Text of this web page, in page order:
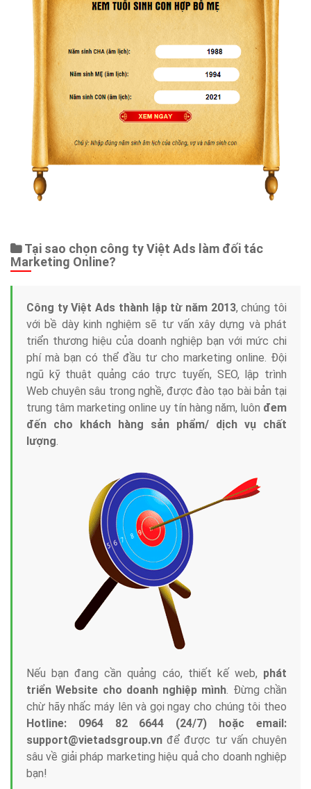
Tại sao chọn công ty Việt Ads làm đối tác
Marketing Online?
Công ty Việt Ads thành lập từ năm 2013, chúng tôi
với bề dày kinh nghiệm sẽ tư vấn xây dựng và phát
triển thương hiệu của doanh nghiệp bạn với mức chi
phí mà bạn có thể đầu tư cho marketing online. Đội
ngũ kỹ thuật quảng cáo trực tuyến, SEO, lập trình
Web chuyên sâu trong nghề, được đào tạo bài bản tại
trung tâm marketing online uy tín hàng năm, luôn đem
đến cho khách hàng sản phẩm/ dịch vụ chất
lượng.
Nếu bạn đang cần quảng cáo, thiết kế web, phát
triển Website cho doanh nghiệp mình. Đừng chần
chừ hãy nhấc máy lên và gọi ngay cho chúng tôi theo
Hotline: 0964 82 6644 (24/7) hoặc email:
support@vietadsgroup.vn để được tư vấn chuyên
sâu về giải pháp marketing hiệu quả cho doanh nghiệp
bạn!